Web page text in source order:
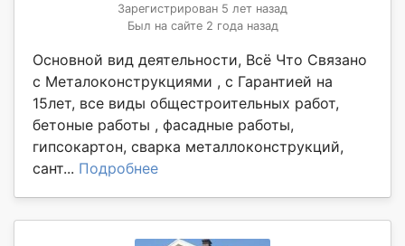
Зарегистрирован 5 лет назад
Был на сайте 2 года назад
Основной вид деятельности, Всё Что Связано
с Металоконструкциями , с Гарантией на
15лет, все виды общестроительных работ,
бетоные работы , фасадные работы,
гипсокартон, сварка металлоконструкций,
сант... Подробнее